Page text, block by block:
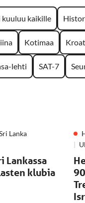
kuuluu kaikille
Kotimaa
lehti SAT-7
Lanka
Lankassa
klubia